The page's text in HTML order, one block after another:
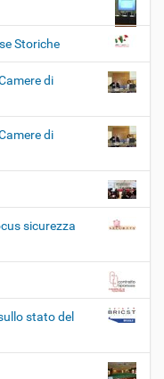
Storiche
di
di
sicurezza
stato del